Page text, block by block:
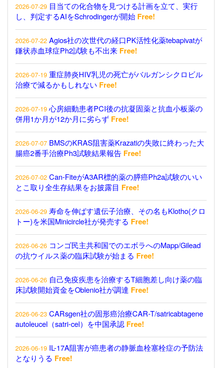
2026-07-29 目当ての化合物を見つける計画を立て、実行
し、判定するAIをSchrodingerが開始 Free!
2026-07-22 Agios社の次世代の経口PK活性化薬tebapivatが
鎌状赤血球症Ph2試験も不出来 Free!
2026-07-19 重症肺炎HIV乳児の死亡がバルガンシクロビル
治療で減るかもしれない Free!
2026-07-19 心房細動患者PCI後の抗凝固薬と抗血小板薬の
併用1か月が12か月に劣らず Free!
2026-07-07 BMSのKRAS阻害薬Krazatiの失敗に終わった大
腸癌2番手治療Ph3試験結果報告 Free!
2026-07-02 Can-FiteがA3AR標的薬の膵癌Ph2a試験のいい
とこ取り全生存結果をお披露目 Free!
2026-06-29 寿命を伸ばす遺伝子治療、その名もKlotho(クロ
トー)を米国Minicircle社が発売する Free!
2026-06-26 コンゴ民主共和国でのエボラへのMapp/Gilead
の抗ウイルス薬の臨床試験が始まる Free!
2026-06-26 自己免疫疾患を治療するT細胞差し向け薬の臨
床試験開始資金をOblenio社が調達 Free!
2026-06-23 CARsgen社の固形癌治療CAR-T/satricabtagene
autoleucel（satri-cel）を中国承認 Free!
2026-06-19 IL-17A阻害が癌患者の静脈血栓塞栓症の予防法
となりうる Free!